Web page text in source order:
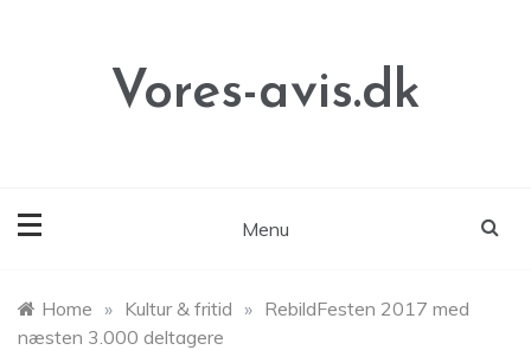
Vores-avis.dk
Menu
Home » Kultur & fritid » RebildFesten 2017 med
næsten 3.000 deltagere